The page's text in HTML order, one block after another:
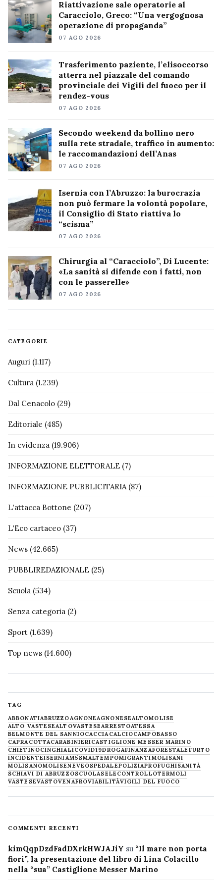
Riattivazione sale operatorie al
Caracciolo, Greco: “Una vergognosa
operazione di propaganda”
07 AGO 2026
Trasferimento paziente, l’elisoccorso
atterra nel piazzale del comando
provinciale dei Vigili del fuoco per il
rendez-vous
07 AGO 2026
Secondo weekend da bollino nero
sulla rete stradale, traffico in aumento:
le raccomandazioni dell’Anas
07 AGO 2026
Isernia con l’Abruzzo: la burocrazia
non può fermare la volontà popolare,
il Consiglio di Stato riattiva lo
“scisma”
07 AGO 2026
Chirurgia al “Caracciolo”, Di Lucente:
«La sanità si difende con i fatti, non
con le passerelle»
07 AGO 2026
CATEGORIE
Auguri (1.117)
Cultura (1.239)
Dal Cenacolo (29)
Editoriale (485)
In evidenza (19.906)
INFORMAZIONE ELETTORALE (7)
INFORMAZIONE PUBBLICITARIA(87)
L'attacca Bottone (207)
L'Eco cartaceo (37)
News (42.665)
PUBBLIREDAZIONALE (25)
Scuola (534)
Senza categoria (2)
Sport (1.639)
Top news (14.600)
TAG
ABBONATIABRUZZOAGNONEAGNONESEALTOMOLISE
ALTO VASTESEALTOVASTESEARRESTOATESSA
BELMONTE DEL SANNIOCACCIACALCIOCAMPOBASSO
CAPRACOTTACARABINIERICASTIGLIONE MESSER MARINO
CHIETINOCINGHIALICOVID19DROGAFINANZAFORESTALE FURTO
INCIDENTEISERNIAM5SMALTEMPOMIGRANTIMOLISANI
MOLISANOMOLISENEVE OSPEDALEPOLIZIAPROFUGHISANITÀ
SCHIAVI DI ABRUZZOSCUOLASELECONTROLLOTERMOLI
VASTESEVASTOVENAFROVIABILITÀVIGILI DEL FUOCO
COMMENTI RECENTI
kimQqpDzdFadDXrkHWJAJiY su “Il mare non porta
fiori”, la presentazione del libro di Lina Colacillo
nella “sua” Castiglione Messer Marino